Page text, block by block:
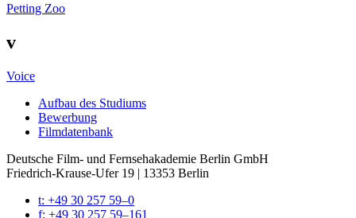
Petting Zoo
v
Voice
Auf­bau des Stu­di­ums
Bewer­bung
Film­da­ten­bank
Deutsche Film- und Fernseh­akademie Berlin GmbH
Friedrich-Krause-Ufer 19 | 13353 Berlin
t: +49 30 257 59–0
f: +49 30 257 59–161